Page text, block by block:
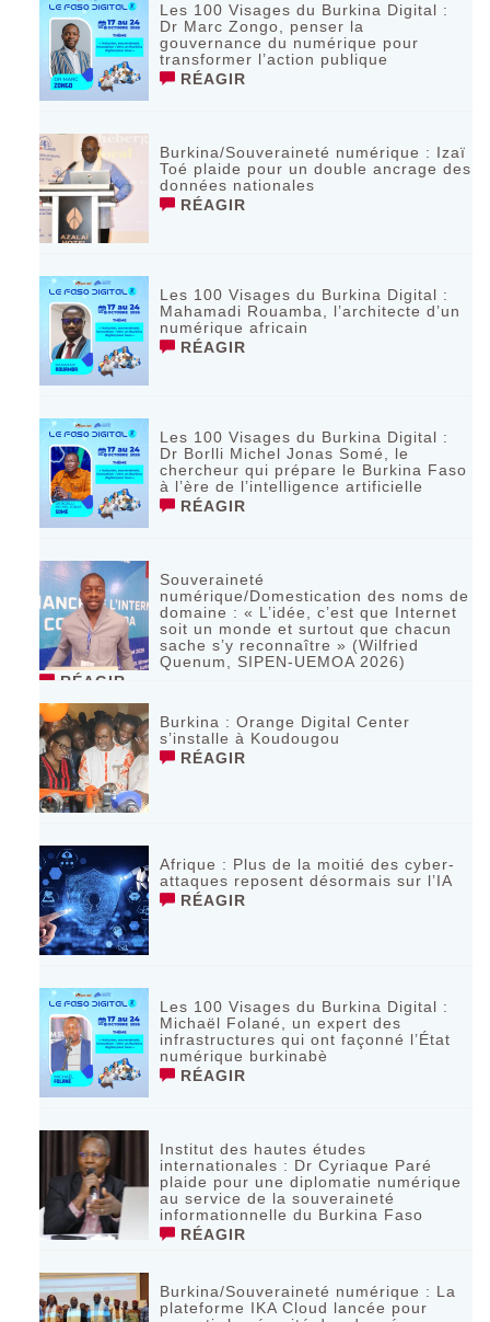
Les 100 Visages du Burkina Digital :
Dr Marc Zongo, penser la
gouvernance du numérique pour
transformer l’action publique
RÉAGIR
Burkina/Souveraineté numérique : Izaï
Toé plaide pour un double ancrage des
données nationales
RÉAGIR
Les 100 Visages du Burkina Digital :
Mahamadi Rouamba, l’architecte d’un
numérique africain
RÉAGIR
Les 100 Visages du Burkina Digital :
Dr Borlli Michel Jonas Somé, le
chercheur qui prépare le Burkina Faso
à l’ère de l’intelligence artificielle
RÉAGIR
Souveraineté
numérique/Domestication des noms de
domaine : « L’idée, c’est que Internet
soit un monde et surtout que chacun
sache s’y reconnaître » (Wilfried
Quenum, SIPEN-UEMOA 2026)
RÉAGIR
Burkina : Orange Digital Center
s’installe à Koudougou
RÉAGIR
Afrique : Plus de la moitié des cyber-
attaques reposent désormais sur l’IA
RÉAGIR
Les 100 Visages du Burkina Digital :
Michaël Folané, un expert des
infrastructures qui ont façonné l’État
numérique burkinabè
RÉAGIR
Institut des hautes études
internationales : Dr Cyriaque Paré
plaide pour une diplomatie numérique
au service de la souveraineté
informationnelle du Burkina Faso
RÉAGIR
Burkina/Souveraineté numérique : La
plateforme IKA Cloud lancée pour